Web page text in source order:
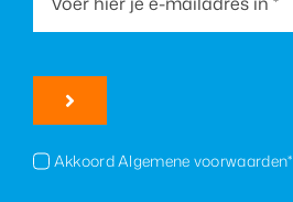
Akkoord Algemene voorwaarden*